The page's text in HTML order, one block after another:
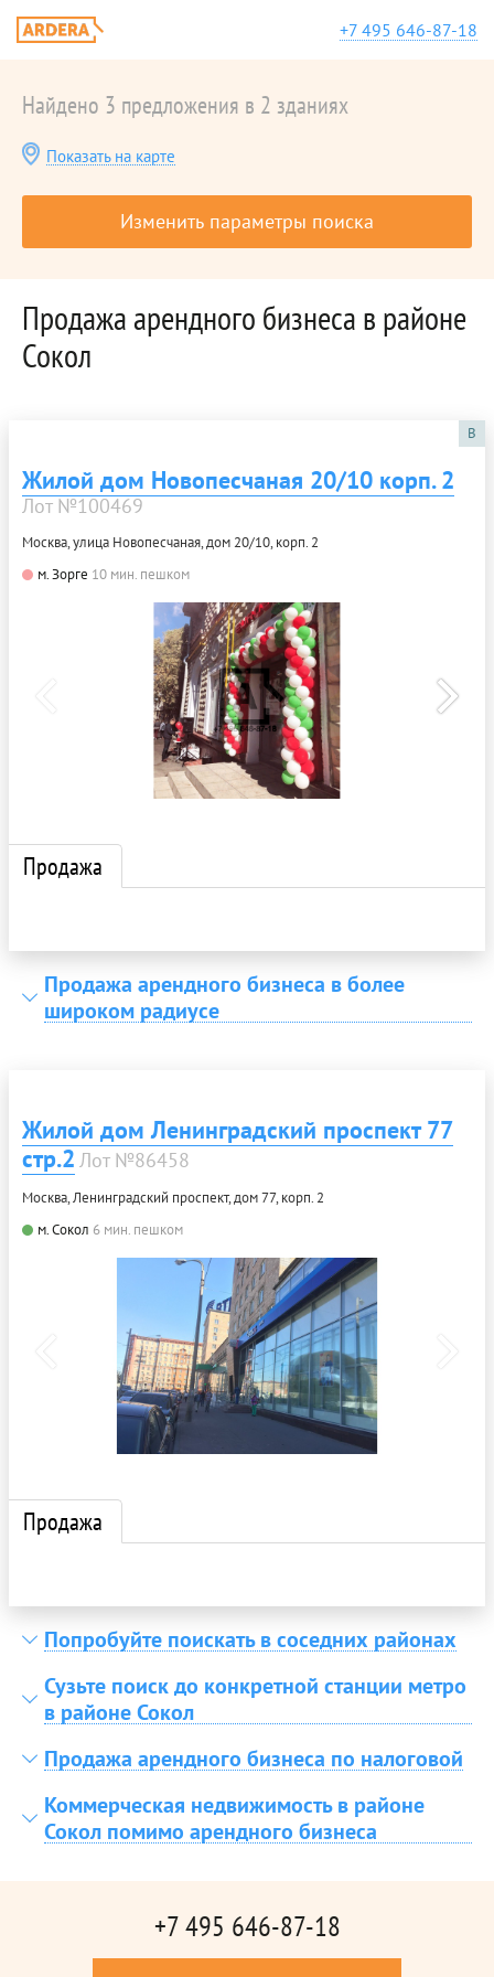
+7 495 646-87-18
Найдено 3 предложения в 2 зданиях
Показать на карте
Изменить параметры поиска
Продажа арендного бизнеса в районе
Сокол
B
Жилой дом Новопесчаная 20/10 корп. 2
Лот №100469
Москва, улица Новопесчаная, дом 20/10, корп. 2
м. Зорге 10 мин. пешком
Продажа
Продажа арендного бизнеса в более
широком радиусе
Жилой дом Ленинградский проспект 77
стр.2 Лот №86458
Москва, Ленинградский проспект, дом 77, корп. 2
м. Сокол 6 мин. пешком
Продажа
Попробуйте поискать в соседних районах
Сузьте поиск до конкретной станции метро
в районе Сокол
Продажа арендного бизнеса по налоговой
Коммерческая недвижимость в районе
Сокол помимо арендного бизнеса
+7 495 646-87-18